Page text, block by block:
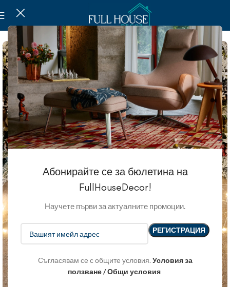
Абонирайте се за бюлетина на
FullHouseDecor!
Научете първи за актуалните промоции.
Съгласявам се с общите условия. Условия за
ползване / Общи условия